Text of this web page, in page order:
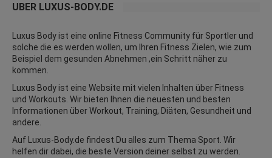
ÜBER LUXUS-BODY.DE
Luxus Body ist eine online Fitness Community für Sportler und
solche die es werden wollen, um Ihren Fitness Zielen, wie zum
Beispiel dem gesunden Abnehmen ,ein Schritt näher zu
kommen.
Luxus Body ist eine Website mit vielen Inhalten über Fitness
und Workouts. Wir bieten Ihnen die neuesten und besten
Informationen über Workout, Training, Diäten, Gesundheit und
andere.
Auf Luxus-Body.de findest Du alles zum Thema Sport. Wir
helfen dir dabei, die beste Version deiner selbst zu werden.